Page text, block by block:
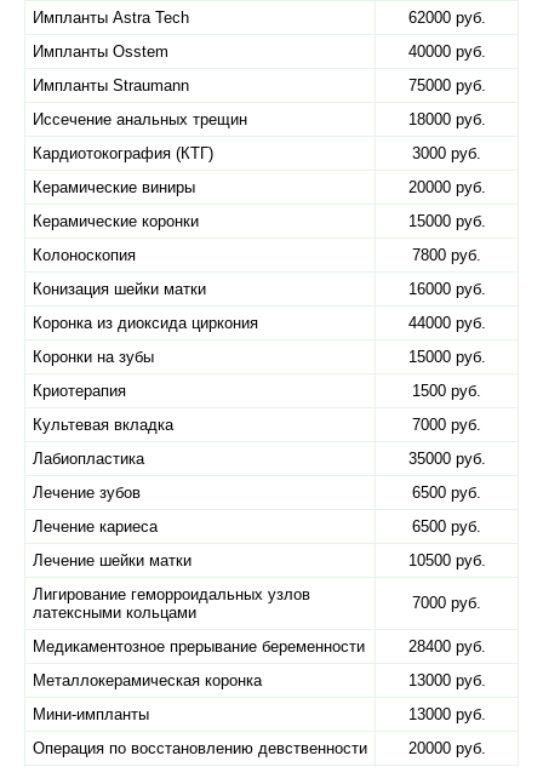
Импланты Astra Tech
62000 руб.
Импланты Osstem
40000 руб.
Импланты Straumann
75000 руб.
Иссечение анальных трещин
18000 руб.
Кардиотокография (КТГ)
3000 руб.
Керамические виниры
20000 руб.
Керамические коронки
15000 руб.
Колоноскопия
7800 руб.
Конизация шейки матки
16000 руб.
Коронка из диоксида циркония
44000 руб.
Коронки на зубы
15000 руб.
Криотерапия
1500 руб.
Культевая вкладка
7000 руб.
Лабиопластика
35000 руб.
Лечение зубов
6500 руб.
Лечение кариеса
6500 руб.
Лечение шейки матки
10500 руб.
Лигирование геморроидальных узлов
латексными кольцами
7000 руб.
Медикаментозное прерывание беременности
28400 руб.
Металлокерамическая коронка
13000 руб.
Мини-импланты
13000 руб.
Операция по восстановлению девственности
20000 руб.